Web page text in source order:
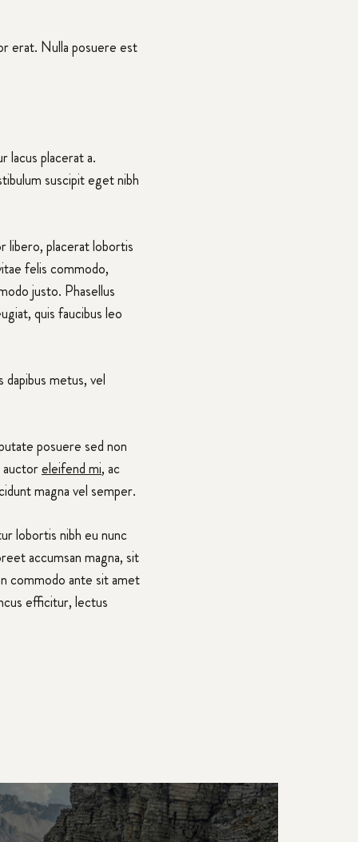
erat. Nulla posuere est
lacus placerat a.
suscipit eget nibh
libero, placerat lobortis
felis commodo,
justo. Phasellus
quis faucibus leo
metus, vel
posuere sed non
auctoreleifend mi, ac
magna vel semper.
lobortis nibh eu nunc
accumsan magna, sit
commodo ante sit amet
efficitur, lectus